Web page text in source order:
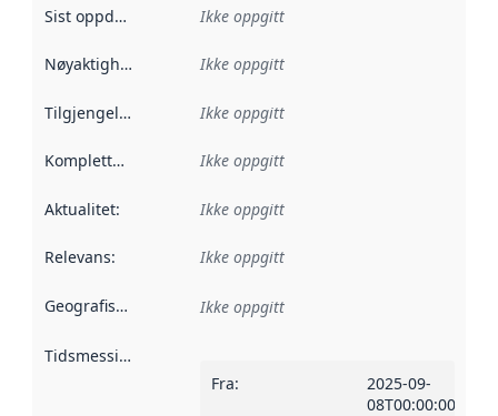
Sist oppdatert Ikke oppgitt
Nøyaktighet Ikke oppgitt
Tilgjengelighet Ikke oppgitt
Kompletthet Ikke oppgitt
Aktualitet: Ikke oppgitt
Relevans: Ikke oppgitt
Geografisk avgrensning :
Ikke oppgitt
Tidsmessig avgrensning
Fra:
2025-09-
08T00:00:00Z